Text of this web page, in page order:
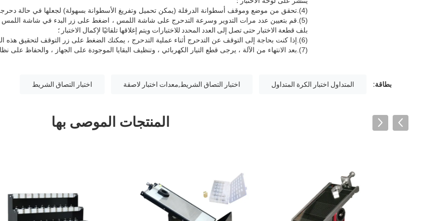
(4).تحقق من موضع وموقف أسطوانة الدرفلة (يمكن تحميل وتفريغ الأسطوانة بسهولة) لجعلها في حالة دحرجة عادية ؛
(5).قم بتعيين عدد مرات التدوير وسرعة التدحرج على شاشة اللمس ، اضغط على زر البدء في شاشة اللمس ، وستتم عجلة التمرير تلقائيًا
بلف قطعة الاختبار حتى تصل إلى العدد المحدد للاختبارات ويتم إغلاقها تلقائيًا لإكمال الاختبار ؛
(6).إذا كنت بحاجة إلى التوقف عن التدحرج أثناء عملية التدحرج ، يمكنك الضغط على زر التوقف لتحقيق هذه الوظيفة ؛
(7).بعد الانتهاء من الآلة ، يرجى قطع التيار الكهربائي ، وتنظيف البقايا الموجودة على الجهاز ، والحفاظ على نظافتها.
بطاقة: المتداول اختبار الكرة المتداول اختبار التصاق الشريط,معدات اختبار لاصقة اختبار التصاق الشريط
المنتجات الموصى بها